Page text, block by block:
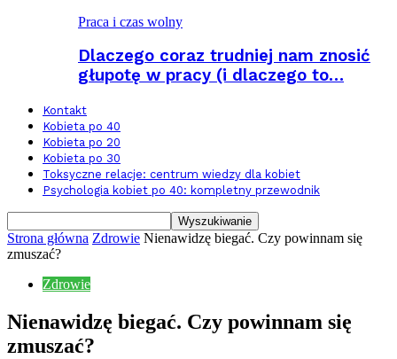
Praca i czas wolny
Dlaczego coraz trudniej nam znosić
głupotę w pracy (i dlaczego to…
Kontakt
Kobieta po 40
Kobieta po 20
Kobieta po 30
Toksyczne relacje: centrum wiedzy dla kobiet
Psychologia kobiet po 40: kompletny przewodnik
Strona główna Zdrowie Nienawidzę biegać. Czy powinnam się
zmuszać?
Zdrowie
Nienawidzę biegać. Czy powinnam się
zmuszać?